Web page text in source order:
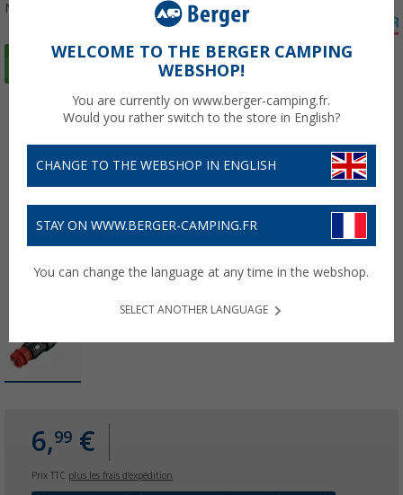
N° d'art : 140540
6,99 €
Prix TTC plus les frais d'expédition
WELCOME TO THE BERGER CAMPING
WEBSHOP!
You are currently on www.berger-camping.fr.
Would you rather switch to the store in English?
CHANGE TO THE WEBSHOP IN ENGLISH
STAY ON WWW.BERGER-CAMPING.FR
You can change the language at any time in the webshop.
SELECT ANOTHER LANGUAGE